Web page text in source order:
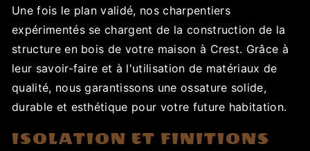
Une fois le plan validé, nos charpentiers
expérimentés se chargent de la construction de la
structure en bois de votre maison à Crest. Grâce à
leur savoir-faire et à l'utilisation de matériaux de
qualité, nous garantissons une ossature solide,
durable et esthétique pour votre future habitation.
ISOLATION ET FINITIONS